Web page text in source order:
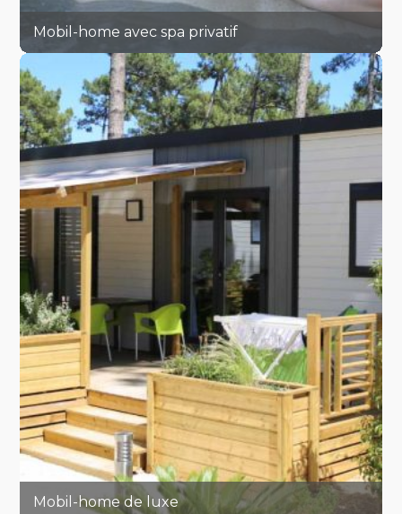
Mobil-home avec spa privatif
Mobil-home de luxe